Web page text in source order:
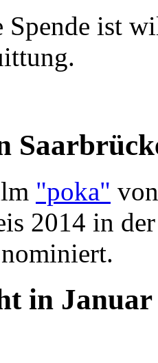
Spende ist
"poka"
2014 in
in